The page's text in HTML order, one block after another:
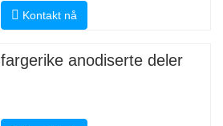
Kontakt nå
fargerike anodiserte deler